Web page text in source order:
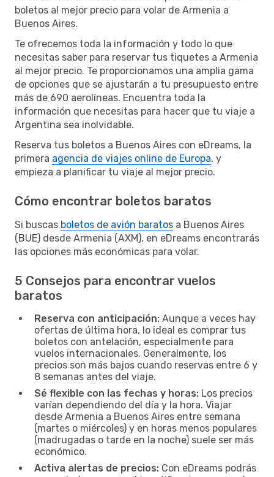
boletos al mejor precio para volar de Armenia a
Buenos Aires.
Te ofrecemos toda la información y todo lo que
necesitas saber para reservar tus tiquetes a Armenia
al mejor precio. Te proporcionamos una amplia gama
de opciones que se ajustarán a tu presupuesto entre
más de 690 aerolíneas. Encuentra toda la
información que necesitas para hacer que tu viaje a
Argentina sea inolvidable.
Reserva tus boletos a Buenos Aires con eDreams, la
primera agencia de viajes online de Europa, y
empieza a planificar tu viaje al mejor precio.
Cómo encontrar boletos baratos
Si buscas boletos de avión baratos a Buenos Aires
(BUE) desde Armenia (AXM), en eDreams encontrarás
las opciones más económicas para volar.
5 Consejos para encontrar vuelos
baratos
Reserva con anticipación: Aunque a veces hay
ofertas de última hora, lo ideal es comprar tus
boletos con antelación, especialmente para
vuelos internacionales. Generalmente, los
precios son más bajos cuando reservas entre 6 y
8 semanas antes del viaje.
Sé flexible con las fechas y horas: Los precios
varían dependiendo del día y la hora. Viajar
desde Armenia a Buenos Aires entre semana
(martes o miércoles) y en horas menos populares
(madrugadas o tarde en la noche) suele ser más
económico.
Activa alertas de precios: Con eDreams podrás